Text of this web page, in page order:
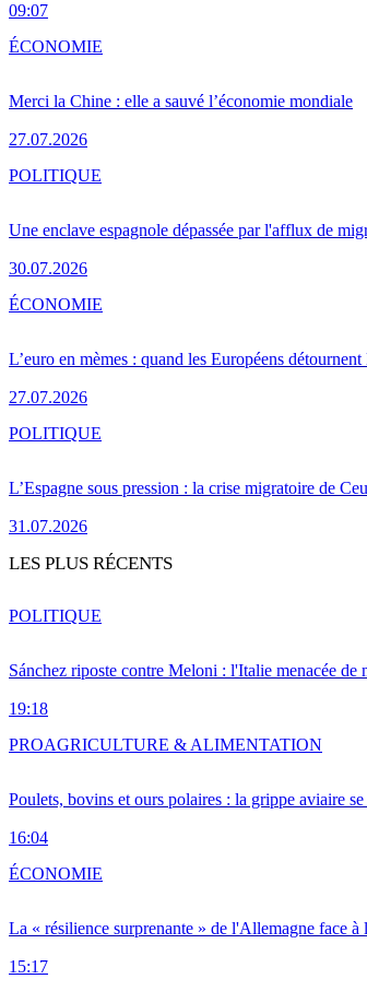
09:07
Merci la Chine : elle a sauvé l’économie mondiale
27.07.2026
ÉCONOMIE
Une enclave espagnole dépassée par l'afflux de
30.07.2026
POLITIQUE
L’euro en mèmes : quand les Européens
27.07.2026
ÉCONOMIE
L’Espagne sous pression : la crise migratoire de
31.07.2026
POLITIQUE
LES PLUS RÉCENTS
Sánchez riposte contre Meloni : l'Italie menacée de
19:18
POLITIQUE
Poulets, bovins et ours polaires : la grippe aviaire
16:04
PROAGRICULTURE & ALIMENTATION
La « résilience surprenante » de l'Allemagne face à
15:17
ÉCONOMIE